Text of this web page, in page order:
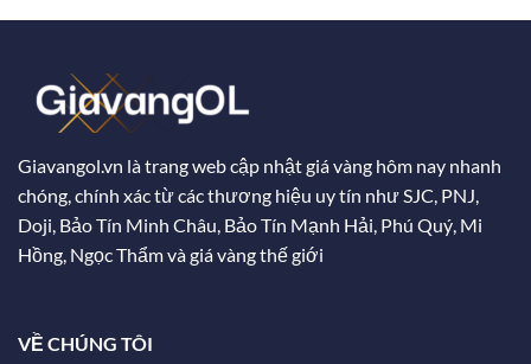
Giavangol.vn là trang web cập nhật giá vàng hôm nay nhanh
chóng, chính xác từ các thương hiệu uy tín như SJC, PNJ,
Doji, Bảo Tín Minh Châu, Bảo Tín Mạnh Hải, Phú Quý, Mi
Hồng, Ngọc Thẩm và giá vàng thế giới
VỀ CHÚNG TÔI